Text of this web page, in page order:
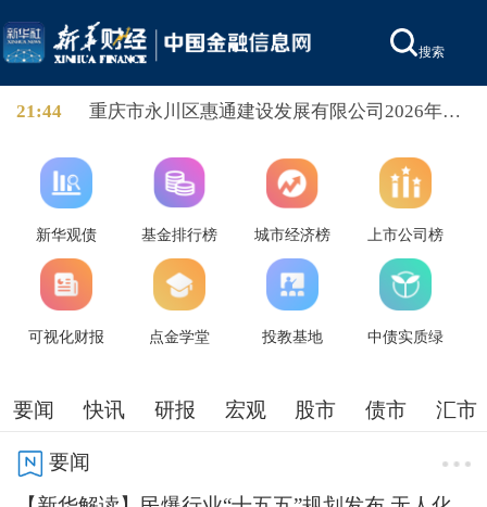
搜索
21:44
重庆市永川区惠通建设发展有限公司2026年度
债券发行起始日为2026年8月7日，发行规模5
亿，发行期限3年。
新华观债 基金排行榜 城市经济榜 上市公司榜
可视化财报 点金学堂 投教基地 中债实质绿
要闻 快讯 研报 宏观 股市 债市 汇市
要闻